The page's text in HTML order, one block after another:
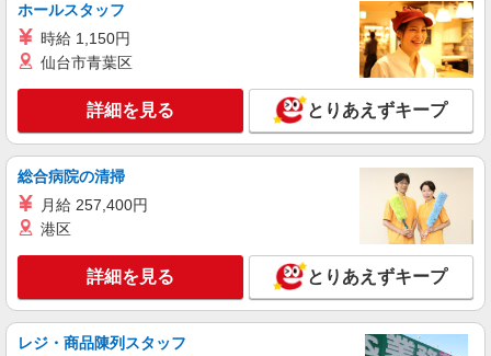
チャーム瀬田 （東京都世田谷区瀬田3丁目8－
キープ 詳細を見る
アルバイト パート
株式会社HITOWA フードサービスカンパニー
福祉施設での調理補助【アルバイト・パート】
変動します。 ※AP評価制度：あり 年1回の評価
により時給を見直します。 ※アルバイト賞与（寸
志）：あり 年2回。勤続年数により金額UP。
チャーム瀬田 （東京都世田谷区瀬田3丁目8－
21）
キープ 詳細を見る
ホールスタッフ
時給 1,150円
仙台市青葉区
詳細を見る とりあえずキープ
総合病院の清掃
月給 257,400円
港区
詳細を見る とりあえずキープ
レジ・商品陳列スタッフ